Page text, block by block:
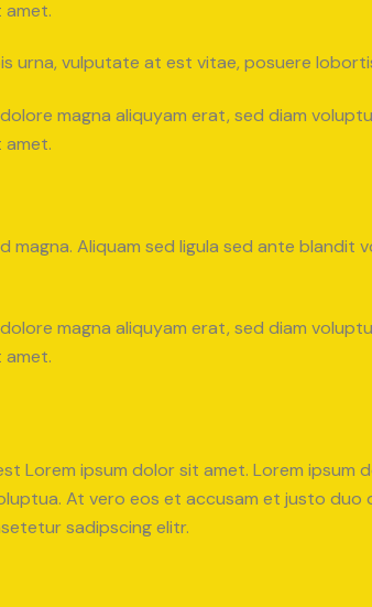
amet.
urna, vulputate at est vitae, posuere
magna aliquyam erat, sed diam
amet.
Aliquam sed ligula sed ante blandit
magna aliquyam erat, sed diam
amet.
Lorem ipsum dolor sit amet. Lorem ipsum
At vero eos et accusam et justo duo
sadipscing elitr.